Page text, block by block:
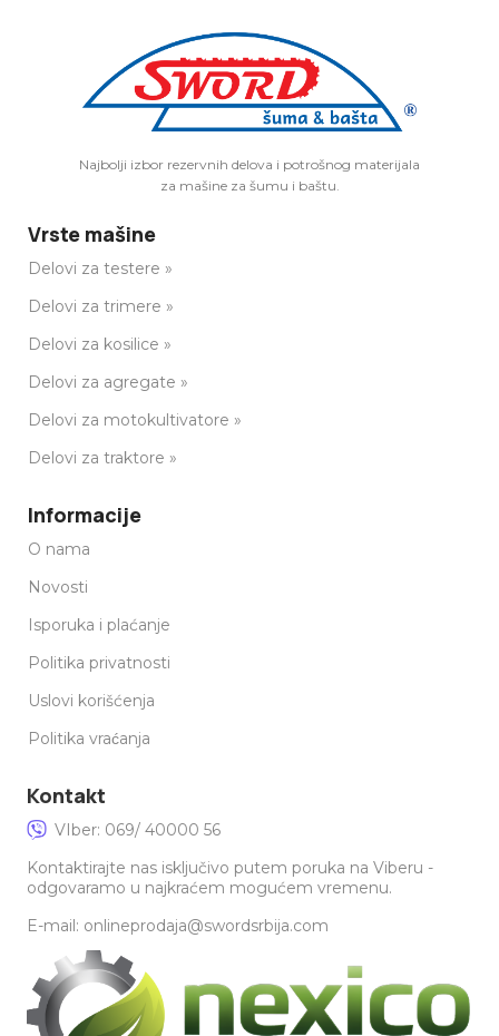
Najbolji izbor rezervnih delova i potrošnog materijala
za mašine za šumu i baštu.
Vrste mašine
Delovi za testere »
Delovi za trimere »
Delovi za kosilice »
Delovi za agregate »
Delovi za motokultivatore »
Delovi za traktore »
Informacije
O nama
Novosti
Isporuka i plaćanje
Politika privatnosti
Uslovi korišćenja
Politika vraćanja
Kontakt
VIber: 069/ 40000 56
Kontaktirajte nas isključivo putem poruka na Viberu -
odgovaramo u najkraćem mogućem vremenu.
E-mail: onlineprodaja@swordsrbija.com